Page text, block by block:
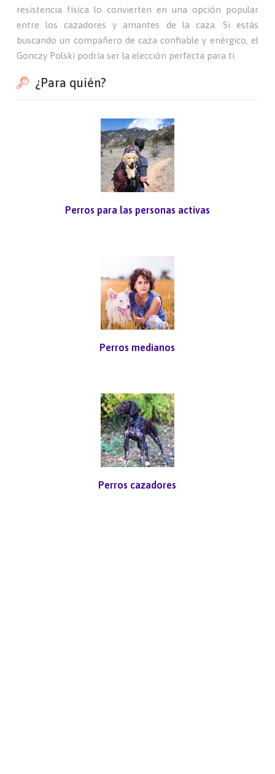
resistencia física lo convierten en una opción popular
entre los cazadores y amantes de la caza. Si estás
buscando un compañero de caza confiable y enérgico, el
Gonczy Polski podría ser la elección perfecta para ti.
¿Para quién?
Perros para las personas activas
Perros medianos
Perros cazadores